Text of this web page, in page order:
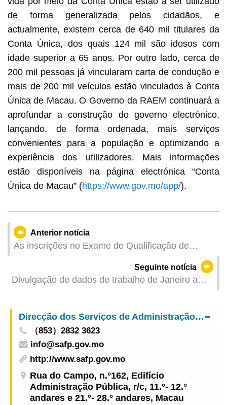
de forma generalizada pelos cidadãos, e
actualmente, existem cerca de 640 mil titulares da
Conta Única, dos quais 124 mil são idosos com
idade superior a 65 anos. Por outro lado, cerca de
200 mil pessoas já vincularam carta de condução e
mais de 200 mil veículos estão vinculados à Conta
Única de Macau. O Governo da RAEM continuará a
aprofundar a construção do governo electrónico,
lançando, de forma ordenada, mais serviços
convenientes para a população e optimizando a
experiência dos utilizadores. Mais informações
estão disponíveis na página electrónica “Conta
Única de Macau” (https://www.gov.mo/app/).
Anterior notícia
As inscrições no Exame de Qualificação de
Agentes de Patentes 2025, abertas no próximo
Seguinte notícia
Divulgação de dados de trabalho de Janeiro a
Direcção dos Serviços de Administração e Função Pública
（853）2832 3623
info@safp.gov.mo
http://www.safp.gov.mo
Rua do Campo, n.°162, Edifício
Administração Pública, r/c, 11.°- 12.°
andares e 21.°- 28.° andares, Macau